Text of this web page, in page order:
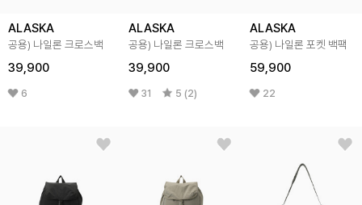
ALASKA
공용) 나일론 크로스백
39,900
6
ALASKA
공용) 나일론 크로스백
39,900
31 5 (2)
ALASKA
공용) 나일론 포켓 백팩
59,900
22